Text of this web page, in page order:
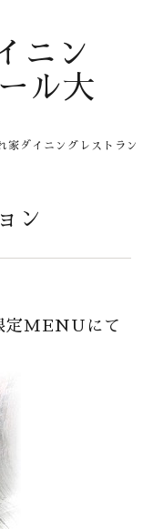
ニン
ル大
家ダイニングレストラン
ン
定MENUにて